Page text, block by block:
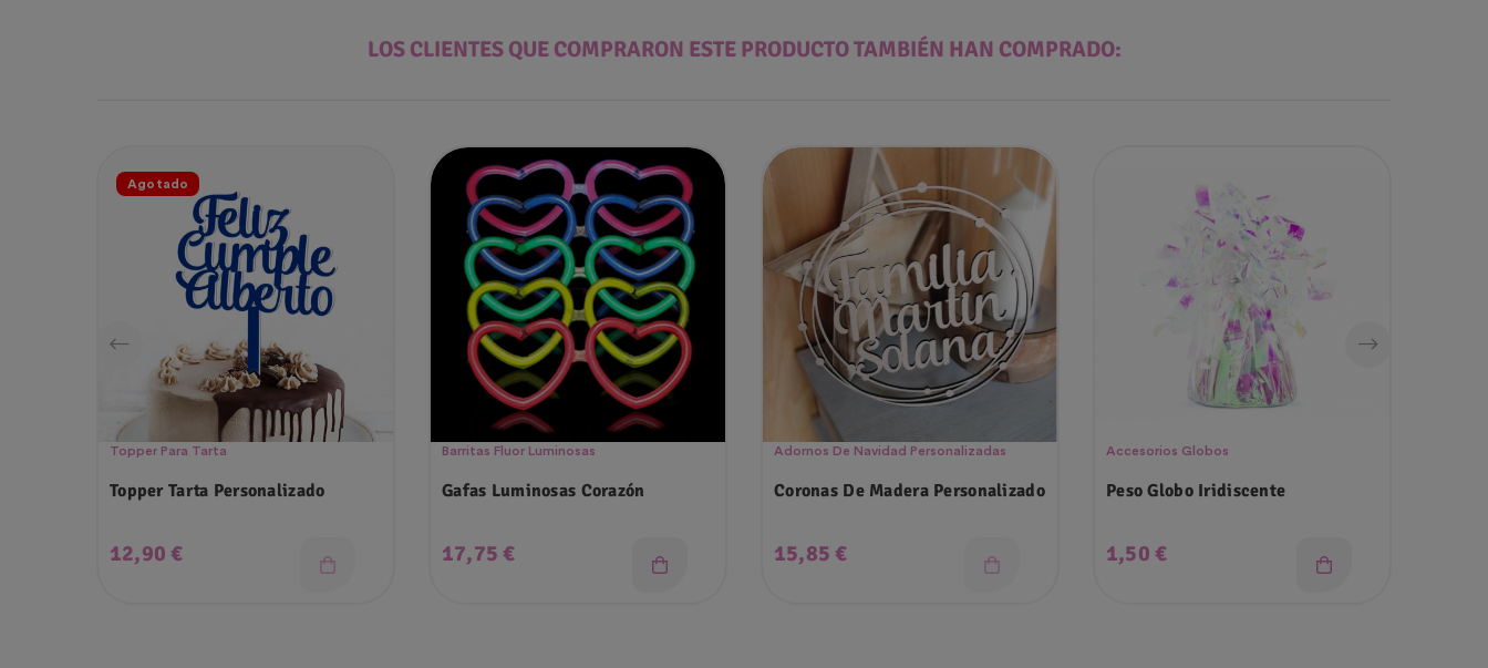
LOS CLIENTES QUE COMPRARON ESTE PRODUCTO TAMBIÉN HAN COMPRADO:
Agotado
Topper Para Tarta
Topper Tarta Personalizado
Precio
12,90 €
Barritas Fluor Luminosas
Gafas Luminosas Corazón
Precio
17,75 €
Adornos De Navidad Personalizadas
Coronas De Madera Personalizado
Precio
15,85 €
Accesorios Globos
Peso Globo Iridiscente
Precio
1,50 €